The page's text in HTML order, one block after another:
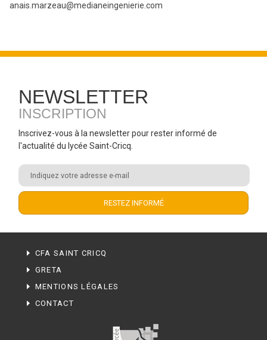
anais.marzeau@medianeingenierie.com
NEWSLETTER
INSCRIPTION
Inscrivez-vous à la newsletter pour rester informé de
l'actualité du lycée Saint-Cricq.
CFA SAINT CRICQ
GRETA
MENTIONS LÉGALES
CONTACT